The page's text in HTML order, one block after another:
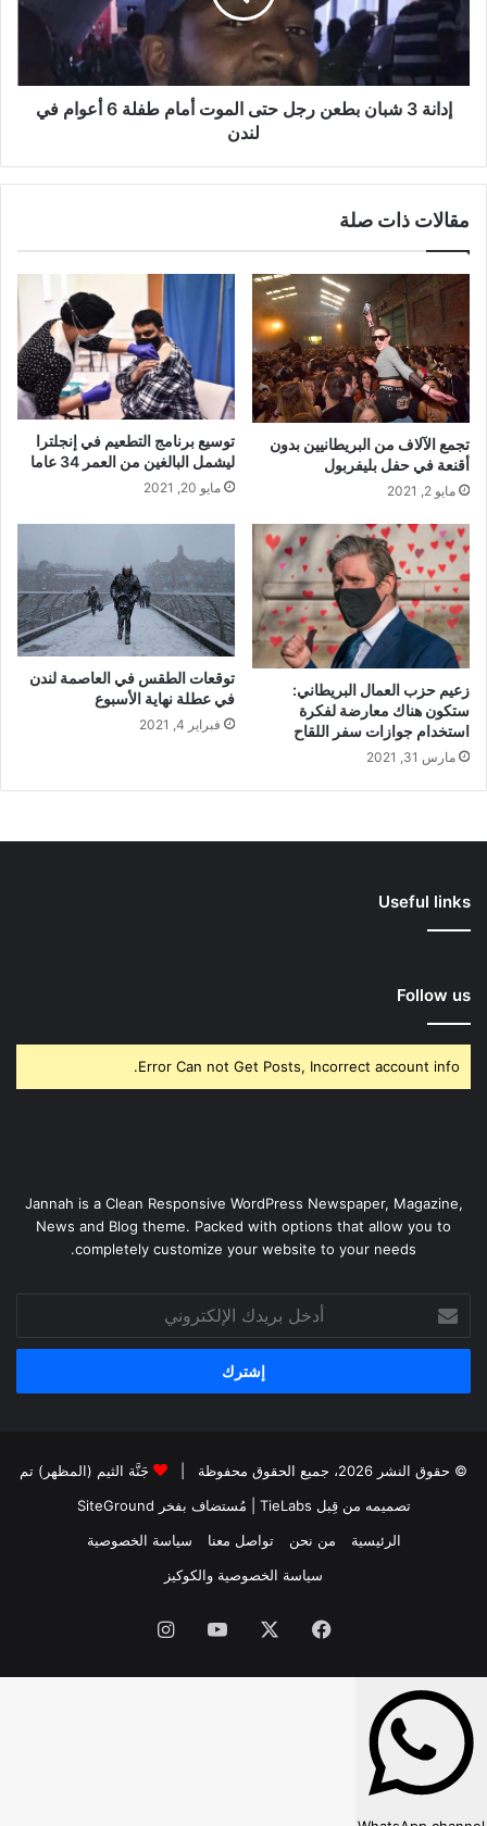
حتى
الموت
أمام
أعوام
لندن
إدانة 3 شبان بطعن رجل حتى الموت أمام طفلة 6 أعوام في
لندن
مقالات ذات صلة
تجمع الآلاف من البريطانيين بدون
أقنعة في حفل بليفربول
مايو 2, 2021
توسيع برنامج التطعيم في إنجلترا
ليشمل البالغين من العمر 34 عاما
مايو 20, 2021
زعيم حزب العمال البريطاني:
ستكون هناك معارضة لفكرة
استخدام جوازات سفر اللقاح
مارس 31, 2021
توقعات الطقس في العاصمة لندن
في عطلة نهاية الأسبوع
فبراير 4, 2021
Useful links
Follow us
Error Can not Get Posts, Incorrect account info.
Jannah is a Clean Responsive WordPress Newspaper, Magazine,
News and Blog theme. Packed with options that allow you to
completely customize your website to your needs.
بريدك
الإلكتروني
© حقوق النشر 2026، جميع الحقوق محفوظة |
جَنَّة الثيم (المظهر) تم
تصميمه من قِبل TieLabs
| مُستضاف بفخر SiteGround
الرئيسية
من نحن تواصل معنا
سياسة الخصوصية
سياسة الخصوصية والكوكيز
فيسبوك ‫YouTubeانستقرام
WhatsApp channel